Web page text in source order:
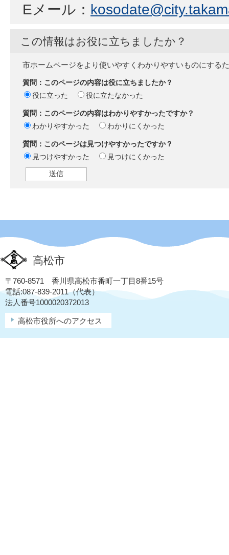
Eメール：
この情報はお役に立ちましたか？
市ホームページをより使いやすくわかりやすいものにする
質問：このページの内容は役に立ちましたか？
役に立った
役に立たなかった
質問：このページの内容はわかりやすかったですか？
わかりやすかった
わかりにくかった
質問：このページは見つけやすかったですか？
見つけやすかった
見つけにくかった
高松市
〒760-8571 香川県高松市番町一丁目8番15号
電話:087-839-2011（代表）
法人番号1000020372013
高松市役所へのアクセス